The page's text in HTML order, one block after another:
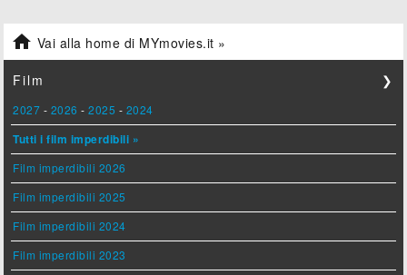
 Vai alla home di MYmovies.it »
Film ❯
2027 - 2026 -2025 - 2024
Tutti i film imperdibili »
Film imperdibili 2026
Film imperdibili 2025
Film imperdibili 2024
Film imperdibili 2023